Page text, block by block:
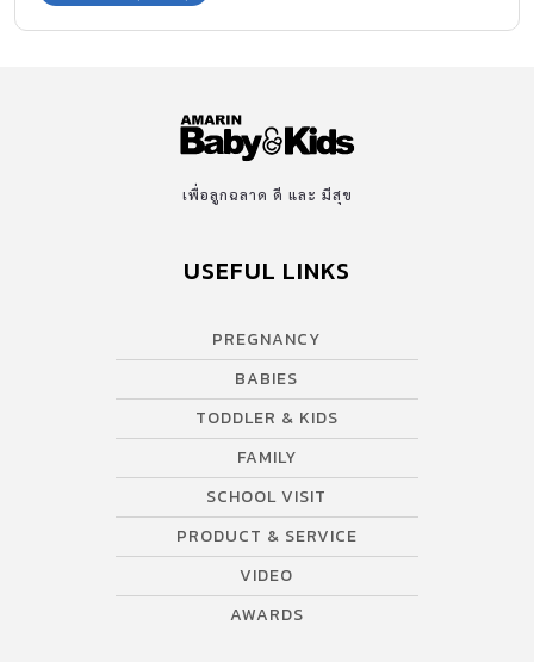
เพื่อลูกฉลาด ดี และ มีสุข
USEFUL LINKS
PREGNANCY
BABIES
TODDLER & KIDS
FAMILY
SCHOOL VISIT
PRODUCT & SERVICE
VIDEO
AWARDS